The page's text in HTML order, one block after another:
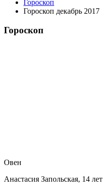
Гороскоп
Гороскоп декабрь 2017
Гороскоп
Овен
Анастасия Запольская, 14 лет